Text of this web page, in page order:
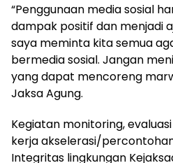
“Penggunaan media sosial
dampak positif dan menjadi
saya meminta kita semua
bermedia sosial. Jangan
yang dapat mencoreng
Jaksa Agung.
Kegiatan monitoring,
kerja akselerasi/
Integritas lingkungan